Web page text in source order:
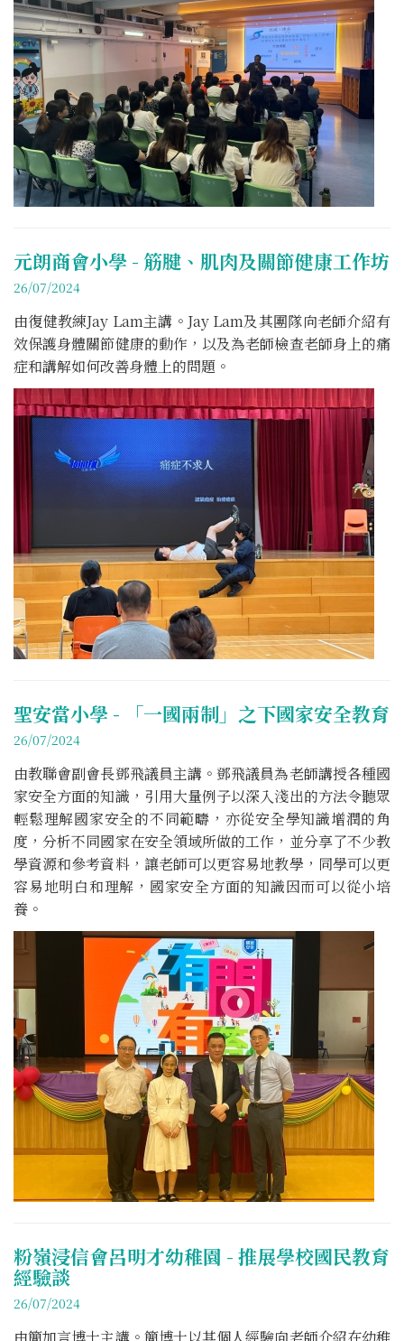
元朗商會小學 - 筋腱、肌肉及關節健康工作坊
26/07/2024
由復健教練Jay Lam主講。Jay Lam及其團隊向老師介紹有
效保護身體關節健康的動作，以及為老師檢查老師身上的痛
症和講解如何改善身體上的問題。
聖安當小學 - 「一國兩制」之下國家安全教育
26/07/2024
由教聯會副會長鄧飛議員主講。鄧飛議員為老師講授各種國
家安全方面的知識，引用大量例子以深入淺出的方法令聽眾
輕鬆理解國家安全的不同範疇，亦從安全學知識增潤的角
度，分析不同國家在安全領域所做的工作，並分享了不少教
學資源和參考資料，讓老師可以更容易地教學，同學可以更
容易地明白和理解，國家安全方面的知識因而可以從小培
養。
粉嶺浸信會呂明才幼稚園 - 推展學校國民教育
經驗談
26/07/2024
由簡加言博士主講。簡博士以其個人經驗向老師介紹在幼稚